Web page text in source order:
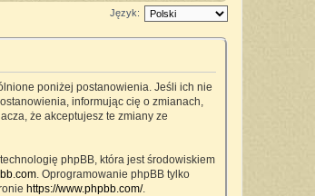
Język:
poniżej postanowienia. Jeśli ich nie
informując cię o zmianach,
że akceptujesz te zmiany ze
technologię phpBB, która jest środowiskiem
. Oprogramowanie phpBB tylko
https://www.phpbb.com/.